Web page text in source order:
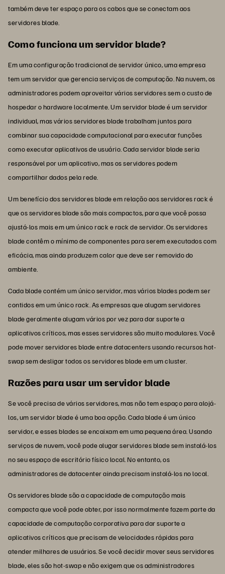
também deve ter espaço para os cabos que se conectam aos
servidores blade.
Como funciona um servidor blade?
Em uma configuração tradicional de servidor único, uma empresa
tem um servidor que gerencia serviços de computação. Na nuvem, os
administradores podem aproveitar vários servidores sem o custo de
hospedar o hardware localmente. Um servidor blade é um servidor
individual, mas vários servidores blade trabalham juntos para
combinar sua capacidade computacional para executar funções
como executar aplicativos de usuário. Cada servidor blade seria
responsável por um aplicativo, mas os servidores podem
compartilhar dados pela rede.
Um benefício dos servidores blade em relação aos servidores rack é
que os servidores blade são mais compactos, para que você possa
ajustá-los mais em um único rack e rack de servidor. Os servidores
blade contêm o mínimo de componentes para serem executados com
eficácia, mas ainda produzem calor que deve ser removido do
ambiente.
Cada blade contém um único servidor, mas vários blades podem ser
contidos em um único rack. As empresas que alugam servidores
blade geralmente alugam vários por vez para dar suporte a
aplicativos críticos, mas esses servidores são muito modulares. Você
pode mover servidores blade entre datacenters usando recursos hot-
swap sem desligar todos os servidores blade em um cluster.
Razões para usar um servidor blade
Se você precisa de vários servidores, mas não tem espaço para alojá-
los, um servidor blade é uma boa opção. Cada blade é um único
servidor, e esses blades se encaixam em uma pequena área. Usando
serviços de nuvem, você pode alugar servidores blade sem instalá-los
no seu espaço de escritório físico local. No entanto, os
administradores de datacenter ainda precisam instalá-los no local.
Os servidores blade são a capacidade de computação mais
compacta que você pode obter, por isso normalmente fazem parte da
capacidade de computação corporativa para dar suporte a
aplicativos críticos que precisam de velocidades rápidas para
atender milhares de usuários. Se você decidir mover seus servidores
blade, eles são hot-swap e não exigem que os administradores